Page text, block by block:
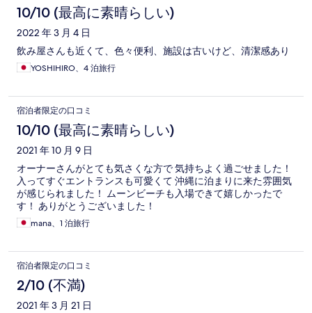
10/10 (最高に素晴らしい)
2022 年 3 月 4 日
飲み屋さんも近くて、色々便利、施設は古いけど、清潔感あり
YOSHIHIRO、4 泊旅行
宿泊者限定の口コミ
10/10 (最高に素晴らしい)
2021 年 10 月 9 日
オーナーさんがとても気さくな方で 気持ちよく過ごせました！
入ってすぐエントランスも可愛くて 沖縄に泊まりに来た雰囲気
が感じられました！ ムーンビーチも入場できて嬉しかったで
す！ ありがとうございました！
mana、1 泊旅行
宿泊者限定の口コミ
2/10 (不満)
2021 年 3 月 21 日